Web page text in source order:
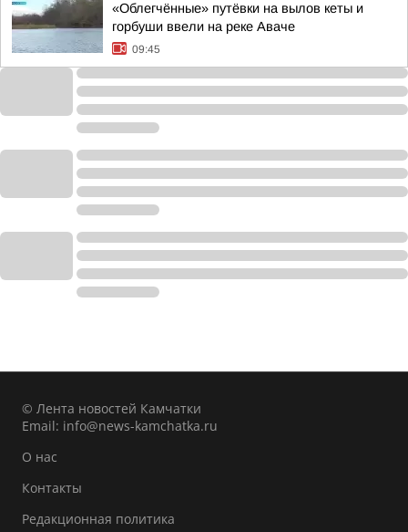
«Облегчённые» путёвки на вылов кеты и
горбуши ввели на реке Аваче
09:45
© Лента новостей Камчатки
Email: info@news-kamchatka.ru
О нас
Контакты
Редакционная политика